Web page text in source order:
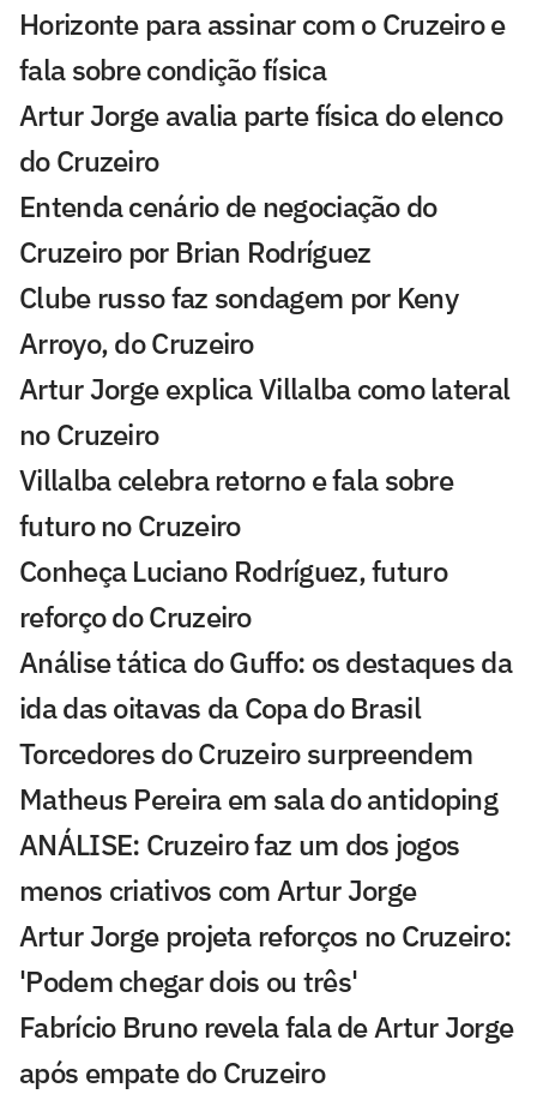
Horizonte para assinar com o Cruzeiro e
fala sobre condição física
Artur Jorge avalia parte física do elenco
do Cruzeiro
Entenda cenário de negociação do
Cruzeiro por Brian Rodríguez
Clube russo faz sondagem por Keny
Arroyo, do Cruzeiro
Artur Jorge explica Villalba como lateral
no Cruzeiro
Villalba celebra retorno e fala sobre
futuro no Cruzeiro
Conheça Luciano Rodríguez, futuro
reforço do Cruzeiro
Análise tática do Guffo: os destaques da
ida das oitavas da Copa do Brasil
Torcedores do Cruzeiro surpreendem
Matheus Pereira em sala do antidoping
ANÁLISE: Cruzeiro faz um dos jogos
menos criativos com Artur Jorge
Artur Jorge projeta reforços no Cruzeiro:
'Podem chegar dois ou três'
Fabrício Bruno revela fala de Artur Jorge
após empate do Cruzeiro